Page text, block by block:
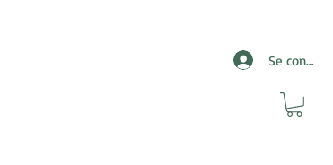
Se connecter